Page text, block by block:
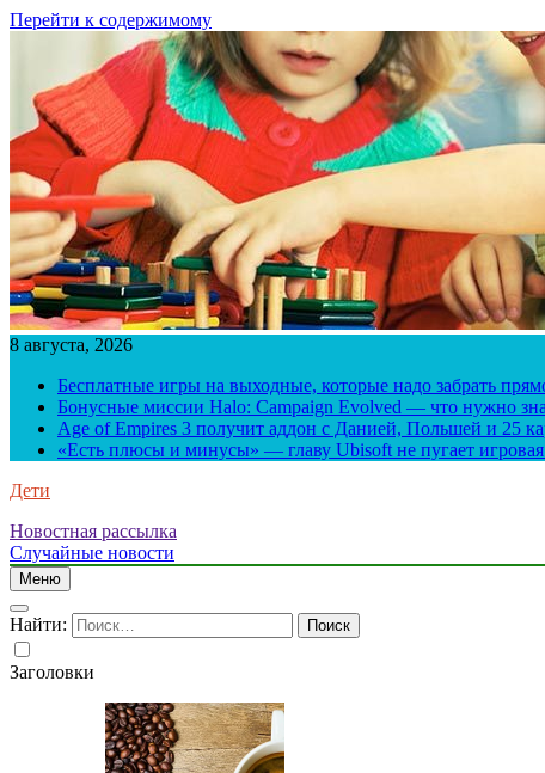
Перейти к содержимому
8 августа, 2026
Бесплатные игры на выходные, которые надо забрать
Бонусные миссии Halo: Campaign Evolved — что нужно
Age of Empires 3 получит аддон с Данией, Польшей и 25
«Есть плюсы и минусы» — главу Ubisoft не пугает игровая
Дети
Новостная рассылка
Случайные новости
Меню
Найти:
Заголовки